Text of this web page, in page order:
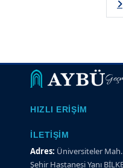
HIZLI ERIŞIM
İLETIŞIM
Adres: Üniversiteler
Şehir Hastanesi Yanı